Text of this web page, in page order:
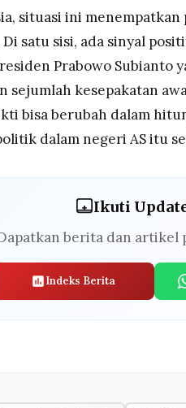
situasi ini
satu sisi, ada sinyal
Prabowo Subianto
sejumlah kesepakatan
bisa berubah dalam
dalam negeri AS itu
Ikuti
berita dan artikel
Indeks Berita